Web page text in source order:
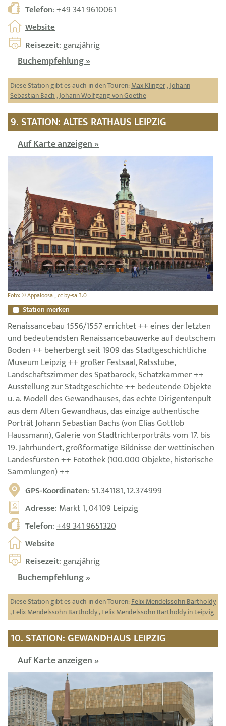
Telefon:+49 341 9610061
Website
Reisezeit: ganzjährig
Buchempfehlung »
Diese Station gibt es auch in den Touren:Max Klinger,Johann
Sebastian Bach,Johann Wolfgang von Goethe
9. STATION: ALTES RATHAUS LEIPZIG
Auf Karte anzeigen »
Foto: © Appaloosa , cc by-sa 3.0
Station merken
Renaissancebau 1556/1557 errichtet ++ eines der letzten
und bedeutendsten Renaissancebauwerke auf deutschem
Boden ++ beherbergt seit 1909 das Stadtgeschichtliche
Museum Leipzig ++ großer Festsaal, Ratsstube,
Landschaftszimmer des Spätbarock, Schatzkammer ++
Ausstellung zur Stadtgeschichte ++ bedeutende Objekte
u. a. Modell des Gewandhauses, das echte Dirigentenpult
aus dem Alten Gewandhaus, das einzige authentische
Porträt Johann Sebastian Bachs (von Elias Gottlob
Haussmann), Galerie von Stadtrichterporträts vom 17. bis
19. Jahrhundert, großformatige Bildnisse der wettinischen
Landesfürsten ++ Fotothek (100.000 Objekte, historische
Sammlungen) ++
GPS-Koordinaten: 51.341181, 12.374999
Adresse: Markt 1, 04109 Leipzig
Telefon:+49 341 9651320
Website
Reisezeit: ganzjährig
Buchempfehlung »
Diese Station gibt es auch in den Touren:Felix Mendelssohn Bartholdy
,Felix Mendelssohn Bartholdy,Felix Mendelssohn Bartholdy in Leipzig
10. STATION: GEWANDHAUS LEIPZIG
Auf Karte anzeigen »